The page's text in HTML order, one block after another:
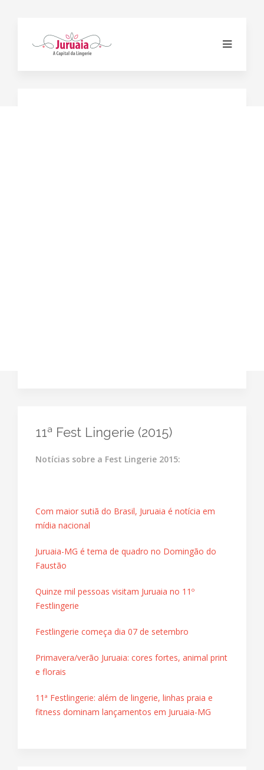
11ª Fest Lingerie (2015)
Notícias sobre a Fest Lingerie 2015:
Com maior sutiã do Brasil, Juruaia é notícia em
mídia nacional
Juruaia-MG é tema de quadro no Domingão do
Faustão
Quinze mil pessoas visitam Juruaia no 11º
Festlingerie
Festlingerie começa dia 07 de setembro
Primavera/verão Juruaia: cores fortes, animal print
e florais
11ª Festlingerie: além de lingerie, linhas praia e
fitness dominam lançamentos em Juruaia-MG